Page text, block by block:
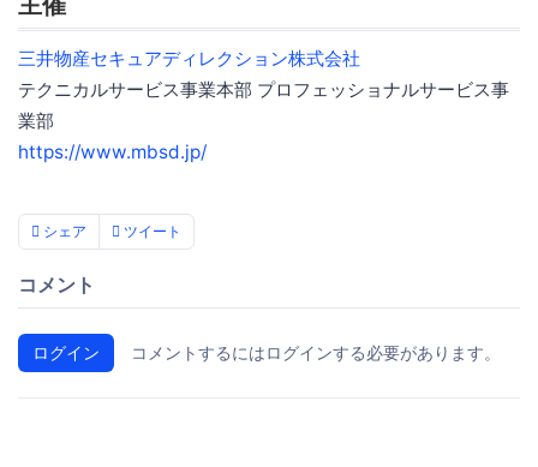
三井物産セキュアディレクション株式会社
テクニカルサービス事業本部 プロフェッショナルサービス事
業部
https://www.mbsd.jp/
シェア ツイート
コメント
ログイン コメントするにはログインする必要があります。